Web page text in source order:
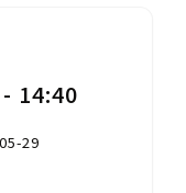
14:40
29